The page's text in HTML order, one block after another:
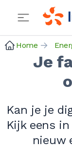
Home
Je
Kan je je
Kijk eens
nieuw